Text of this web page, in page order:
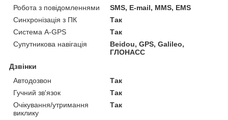
Робота з повідомленнями
SMS, E-mail, MMS, EMS
Синхронізація з ПК
Так
Система A-GPS
Так
Супутникова навігація
Beidou, GPS, Galileo,
ГЛОНАСС
Дзвінки
Автодозвон
Так
Гучний зв'язок
Так
Очікування/утримання
виклику
Так